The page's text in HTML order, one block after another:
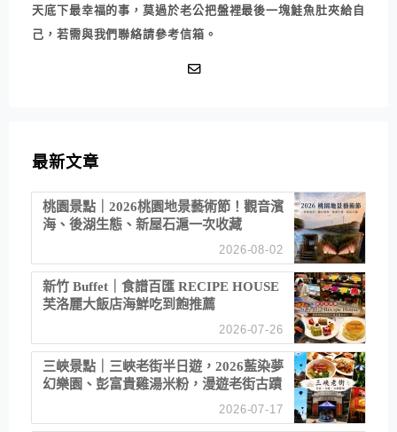
天底下最幸福的事，莫過於老公把盤裡最後一塊鮭魚肚夾給自
己，若需與我們聯絡請參考信箱。
最新文章
桃園景點｜2026桃園地景藝術節！觀音濱
海、後湖生態、新屋石滬一次收藏
2026-08-02
新竹 Buffet｜食譜百匯 RECIPE HOUSE
芙洛麗大飯店海鮮吃到飽推薦
2026-07-26
三峽景點｜三峽老街半日遊，2026藍染夢
幻樂園、彭富貴雞湯米粉，漫遊老街古蹟
2026-07-17